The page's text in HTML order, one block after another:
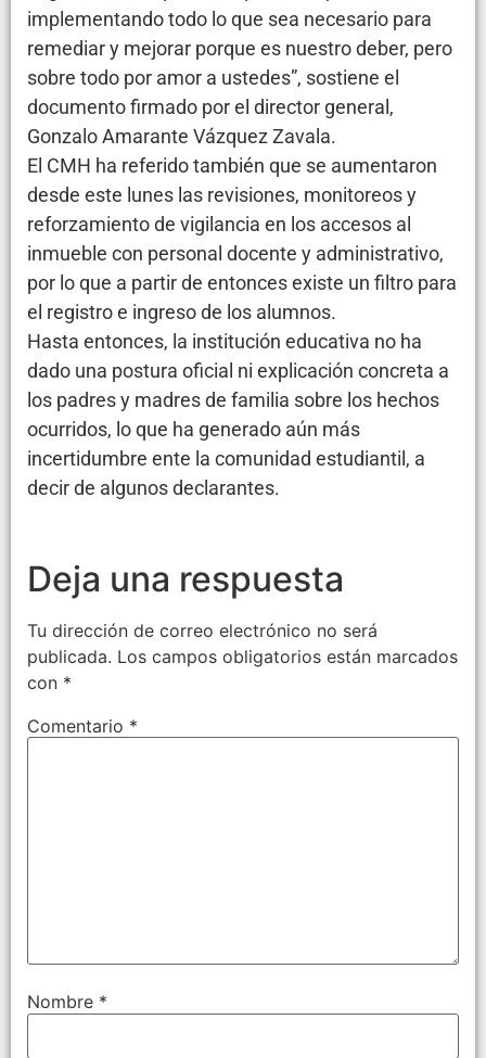
implementando todo lo que sea necesario para
remediar y mejorar porque es nuestro deber, pero
sobre todo por amor a ustedes”, sostiene el
documento firmado por el director general,
Gonzalo Amarante Vázquez Zavala.
El CMH ha referido también que se aumentaron
desde este lunes las revisiones, monitoreos y
reforzamiento de vigilancia en los accesos al
inmueble con personal docente y administrativo,
por lo que a partir de entonces existe un filtro para
el registro e ingreso de los alumnos.
Hasta entonces, la institución educativa no ha
dado una postura oficial ni explicación concreta a
los padres y madres de familia sobre los hechos
ocurridos, lo que ha generado aún más
incertidumbre ente la comunidad estudiantil, a
decir de algunos declarantes.
Deja una respuesta
Tu dirección de correo electrónico no será
publicada. Los campos obligatorios están marcados
con *
Comentario *
Nombre *